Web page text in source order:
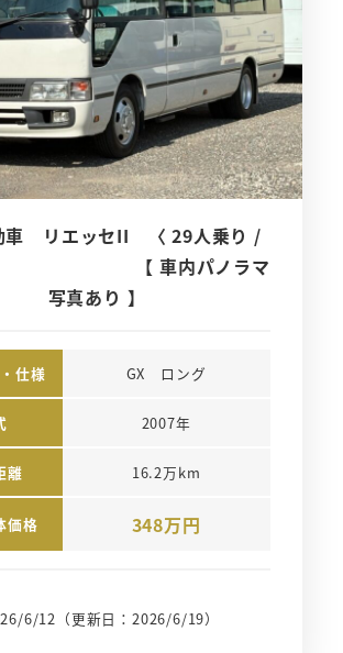
車 リエッセII 〈 29人乗り /
【 車内パノラマ
写真あり 】
仕様 GX　ロング
2007年
離 16.2万km
価格 348万円
6/12 （更新日：2026/6/19）